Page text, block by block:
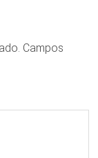
Campos